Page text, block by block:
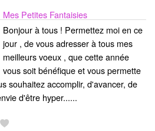
Mes Petites Fantaisies
Bonjour à tous ! Permettez moi en ce
jour , de vous adresser à tous mes
meilleurs voeux , que cette année
vous soit bénéfique et vous permette
souhaitez accomplir, d'avancer, de
d'être hyper......